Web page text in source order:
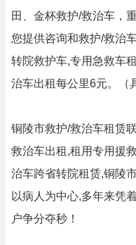
田、金杯救护/救治车，
您提供咨询和救护/救治
转院救护车,专用急救车
治车出租每公里6元。（
铜陵市救护/救治车租赁
救治车出租,租用专用援
治车跨省转院租赁,铜陵
以病人为中心,多年来凭
户争分夺秒！